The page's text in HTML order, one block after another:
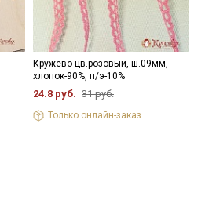
Кружево цв.розовый, ш.09мм,
хлопок-90%, п/э-10%
24.8 руб. 31 руб.
Только онлайн-заказ